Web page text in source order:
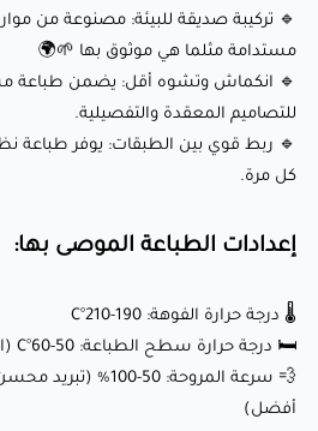
Extrafill (أزرق نوبل):
هذا الخيط مثالي لمجموعة واسعة من
🎨 الإبداع الفني: اللون الأزرق الغني
احترافي ولمعاني.
🎁 ديكور وهدايا شخصية: أنشئ قطعًا
مثل التماثيل المخصصة، الزخارف، أو
🛠️ التطبيقات الصناعية: مناسبة لتصنيع
🔹 تركيبة صديقة للبيئة: مصنوعة من
مستدامة مثلما هي موثوق بها 🌱🌍
🔹 انكماش وتشوه أقل: يضمن طباعة
للتصاميم المعقدة والتفصيلية.
🔹 ربط قوي بين الطبقات: يوفر طباعة
كل مرة.
إعدادات الطباعة الموصى بها:
🌡️ درجة حرارة الفوهة: 190-210°C
🛏️ درجة حرارة سطح الطباعة: 50-60°C (اختياري لتحسين الالتصاق)
💨 سرعة المروحة: 50-
أفضل)